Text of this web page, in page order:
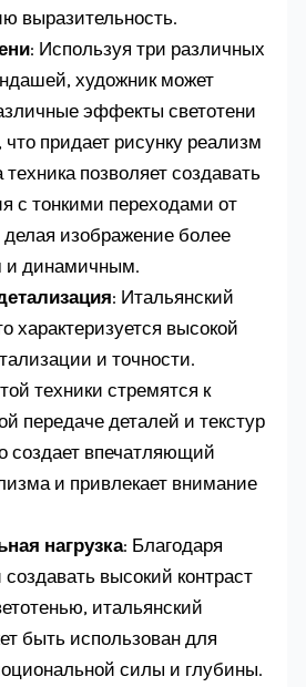
выразительность.
: Используя три различных
художник может
эффекты светотени
что придает рисунку реализм
позволяет создавать
с тонкими переходами от
делая изображение более
и динамичным.
: Итальянский
характеризуется высокой
и точности.
техники стремятся к
передаче деталей и текстур
создает впечатляющий
и привлекает внимание
нагрузка: Благодаря
высокий контраст
итальянский
быть использован для
силы и глубины.